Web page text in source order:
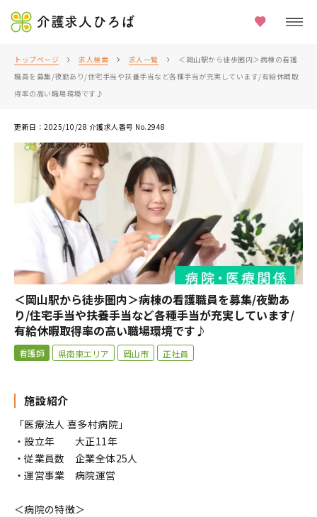
介護求人ひろば
トップページ 求人検索 求人一覧
＜岡山駅から徒歩圏内＞病棟の看護
職員を募集/夜勤あり/住宅手当や扶養手当など各種手当が充実しています/有給休暇取
得率の高い職場環境です♪
更新日：2025/10/28 介護求人番号 No.2948
＜岡山駅から徒歩圏内＞病棟の看護職員を募集/夜勤あ
り/住宅手当や扶養手当など各種手当が充実しています/
有給休暇取得率の高い職場環境です♪
看護師 県南東エリア 岡山市 正社員
施設紹介
「医療法人 喜多村病院」
・設立年 大正11年
・従業員数 企業全体25人
・運営事業 病院運営
＜病院の特徴＞